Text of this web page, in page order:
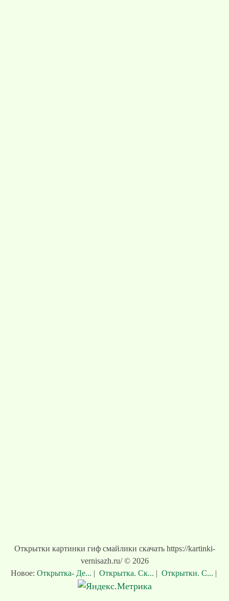
Открытки картинки гиф смайлики скачать https://kartinki-
vernisazh.ru/ © 2026
Новое: Открытка- Де... | Открытка. Ск... | Открытки. С... |